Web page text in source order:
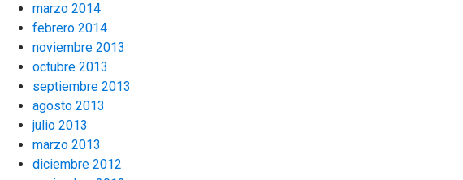
marzo 2014
febrero 2014
noviembre 2013
octubre 2013
septiembre 2013
agosto 2013
julio 2013
marzo 2013
diciembre 2012